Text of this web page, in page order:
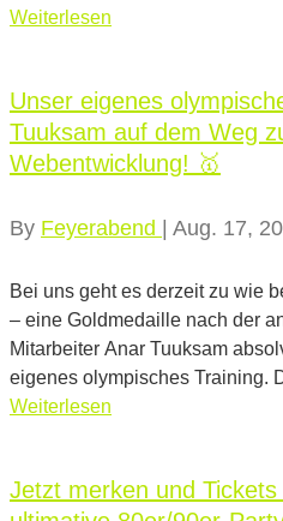
Weiterlesen
Unser eigenes
Tuuksam auf dem Weg
Webentwicklung! 🥇
By Feyerabend | Aug. 17,
Bei uns geht es derzeit zu wie
– eine Goldmedaille nach der
Mitarbeiter Anar Tuuksam
eigenes olympisches Training.
Weiterlesen
Jetzt merken und Tickets